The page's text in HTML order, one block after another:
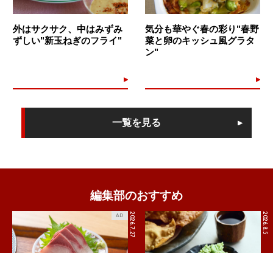
外はサクサク、中はみずみ
ずしい"新玉ねぎのフライ"
気分も華やぐ春の彩り"春野
菜と卵のキッシュ風グラタ
ン"
一覧を見る
編集部のおすすめ
2026.7.27
AD 2026.8.5